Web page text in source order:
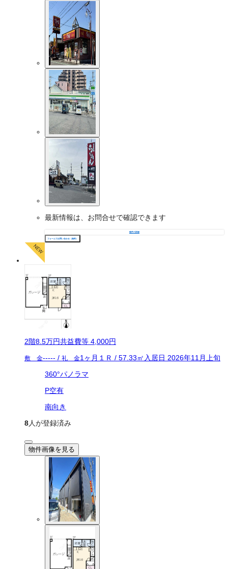
最新情報は、お問合せで確認できます
物件の詳細
フォームでお問い合わせ（無料）
2階8.5万円共益費等 4,000円
敷 金----- / 礼 金1ヶ月 １Ｒ / 57.33㎡ 入居日 2026年11月上旬
360°パノラマ
P空有
南向き
8人が登録済み
物件画像を見る